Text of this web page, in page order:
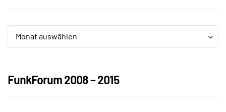
Archiv
Monat auswählen
Archiv
FunkForum 2008 – 2015